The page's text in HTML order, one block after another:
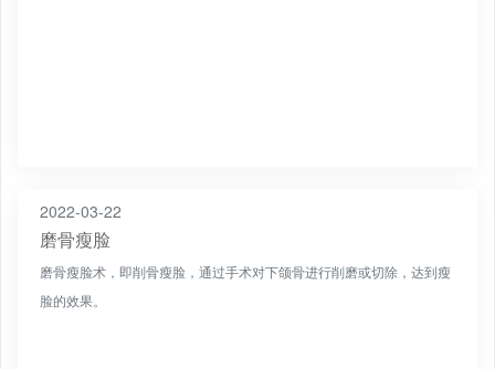
2022-03-22
磨骨瘦脸
磨骨瘦脸术，即削骨瘦脸，通过手术对下颌骨进行削磨或切除，达到瘦
脸的效果。